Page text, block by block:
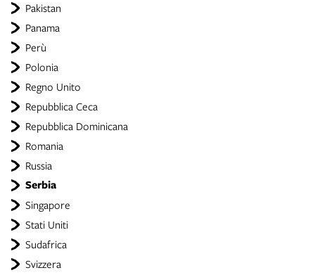
Pakistan
Panama
Perù
Polonia
Regno Unito
Repubblica Ceca
Repubblica Dominicana
Romania
Russia
Serbia
Singapore
Stati Uniti
Sudafrica
Svizzera